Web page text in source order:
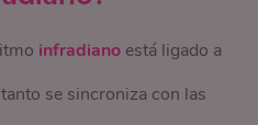
infradiano está ligado a
se sincroniza con las